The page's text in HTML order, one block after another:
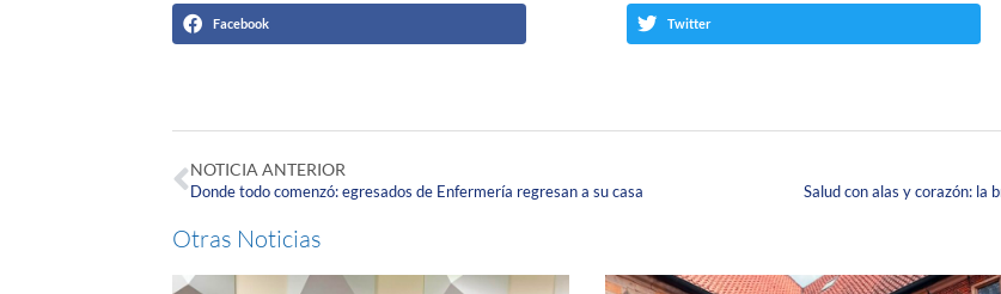
Facebook Twitter
NOTICIA ANTERIOR
Donde todo comenzó: egresados de Enfermería regresan a su casa
Otras Noticias